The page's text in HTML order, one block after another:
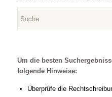
Um die besten
folgende Hinweise:
Überprüfe die